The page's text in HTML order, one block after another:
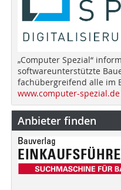
„Computer Spezial“
softwareunterstützte
fachübergreifend alle im
www.computer-spezial.de
Anbieter finden